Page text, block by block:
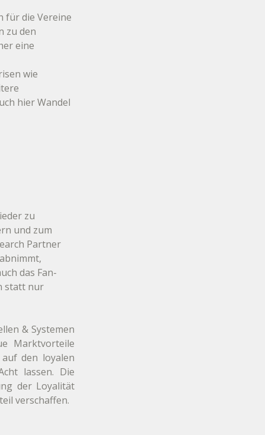
für die Vereine
zu den
eine
wie
hier Wandel
zu
und zum
Partner
das Fan-
statt nur
& Systemen
Marktvorteile
den loyalen
lassen. Die
der Loyalität
verschaffen.